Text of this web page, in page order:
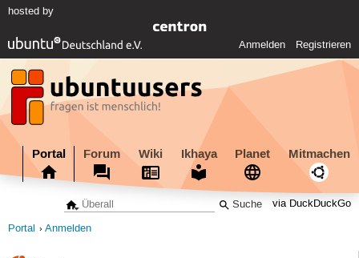
hosted by
Anmelden Registrieren
Portal Forum Wiki Ikhaya Planet Mitmachen
via DuckDuckGo
Portal Anmelden